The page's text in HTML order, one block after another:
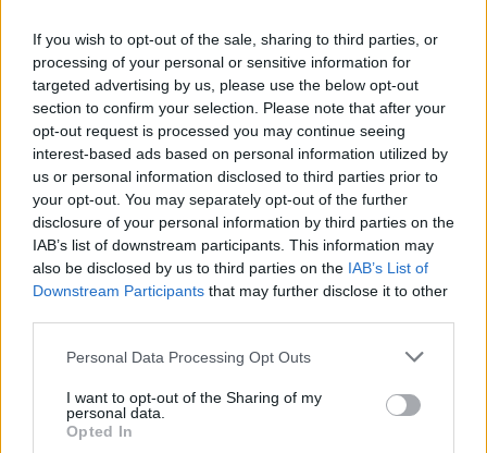
If you wish to opt-out of the sale, sharing to third parties, or
processing of your personal or sensitive information for
targeted advertising by us, please use the below opt-out
section to confirm your selection. Please note that after your
opt-out request is processed you may continue seeing
interest-based ads based on personal information utilized by
us or personal information disclosed to third parties prior to
your opt-out. You may separately opt-out of the further
disclosure of your personal information by third parties on the
IAB’s list of downstream participants. This information may
also be disclosed by us to third parties on the IAB’s List of
Downstream Participants that may further disclose it to other
Please note that this website/app uses one or more Google
not limited to your visit or usage behaviour. You may click to
grant or deny consent to Google and its third-party tags to
use your data for below specified purposes in below Google
Personal Data Processing Opt Outs
I want to opt-out of the Sharing of my
personal data.
Opted In
Travel News
Τα ξενοδοχεία στην εποχή του κορονοϊού!
Ποιες αλλαγές αναμένονται;
ΔΙΑΒΆΣΤΕ ΠΕΡΙΣΣΌΤΕΡΑ